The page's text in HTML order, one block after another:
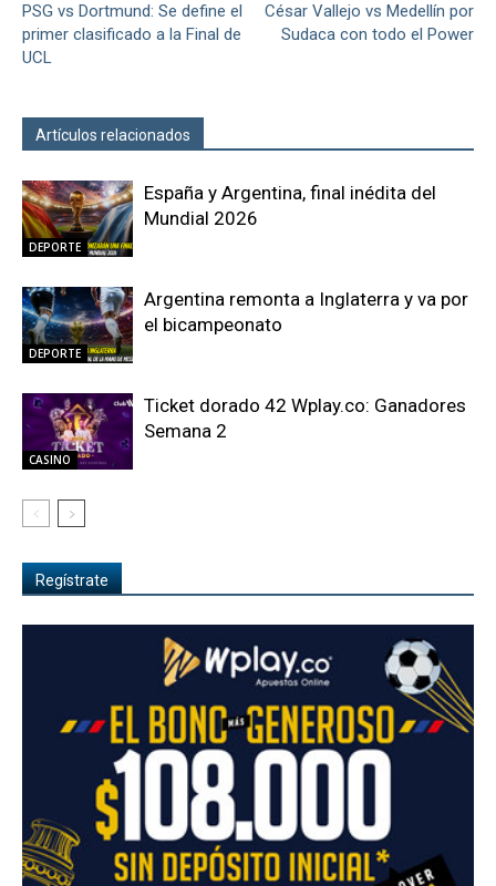
PSG vs Dortmund: Se define el
primer clasificado a la Final de
UCL
César Vallejo vs Medellín por
Sudaca con todo el Power
Artículos relacionados
DEPORTE
España y Argentina, final inédita del
Mundial 2026
DEPORTE
Argentina remonta a Inglaterra y va por
el bicampeonato
CASINO
Ticket dorado 42 Wplay.co: Ganadores
Semana 2
Regístrate